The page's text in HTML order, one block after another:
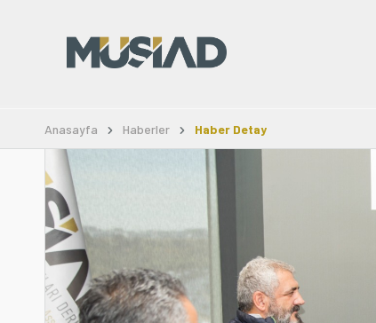
Anasayfa Haberler Haber Detay